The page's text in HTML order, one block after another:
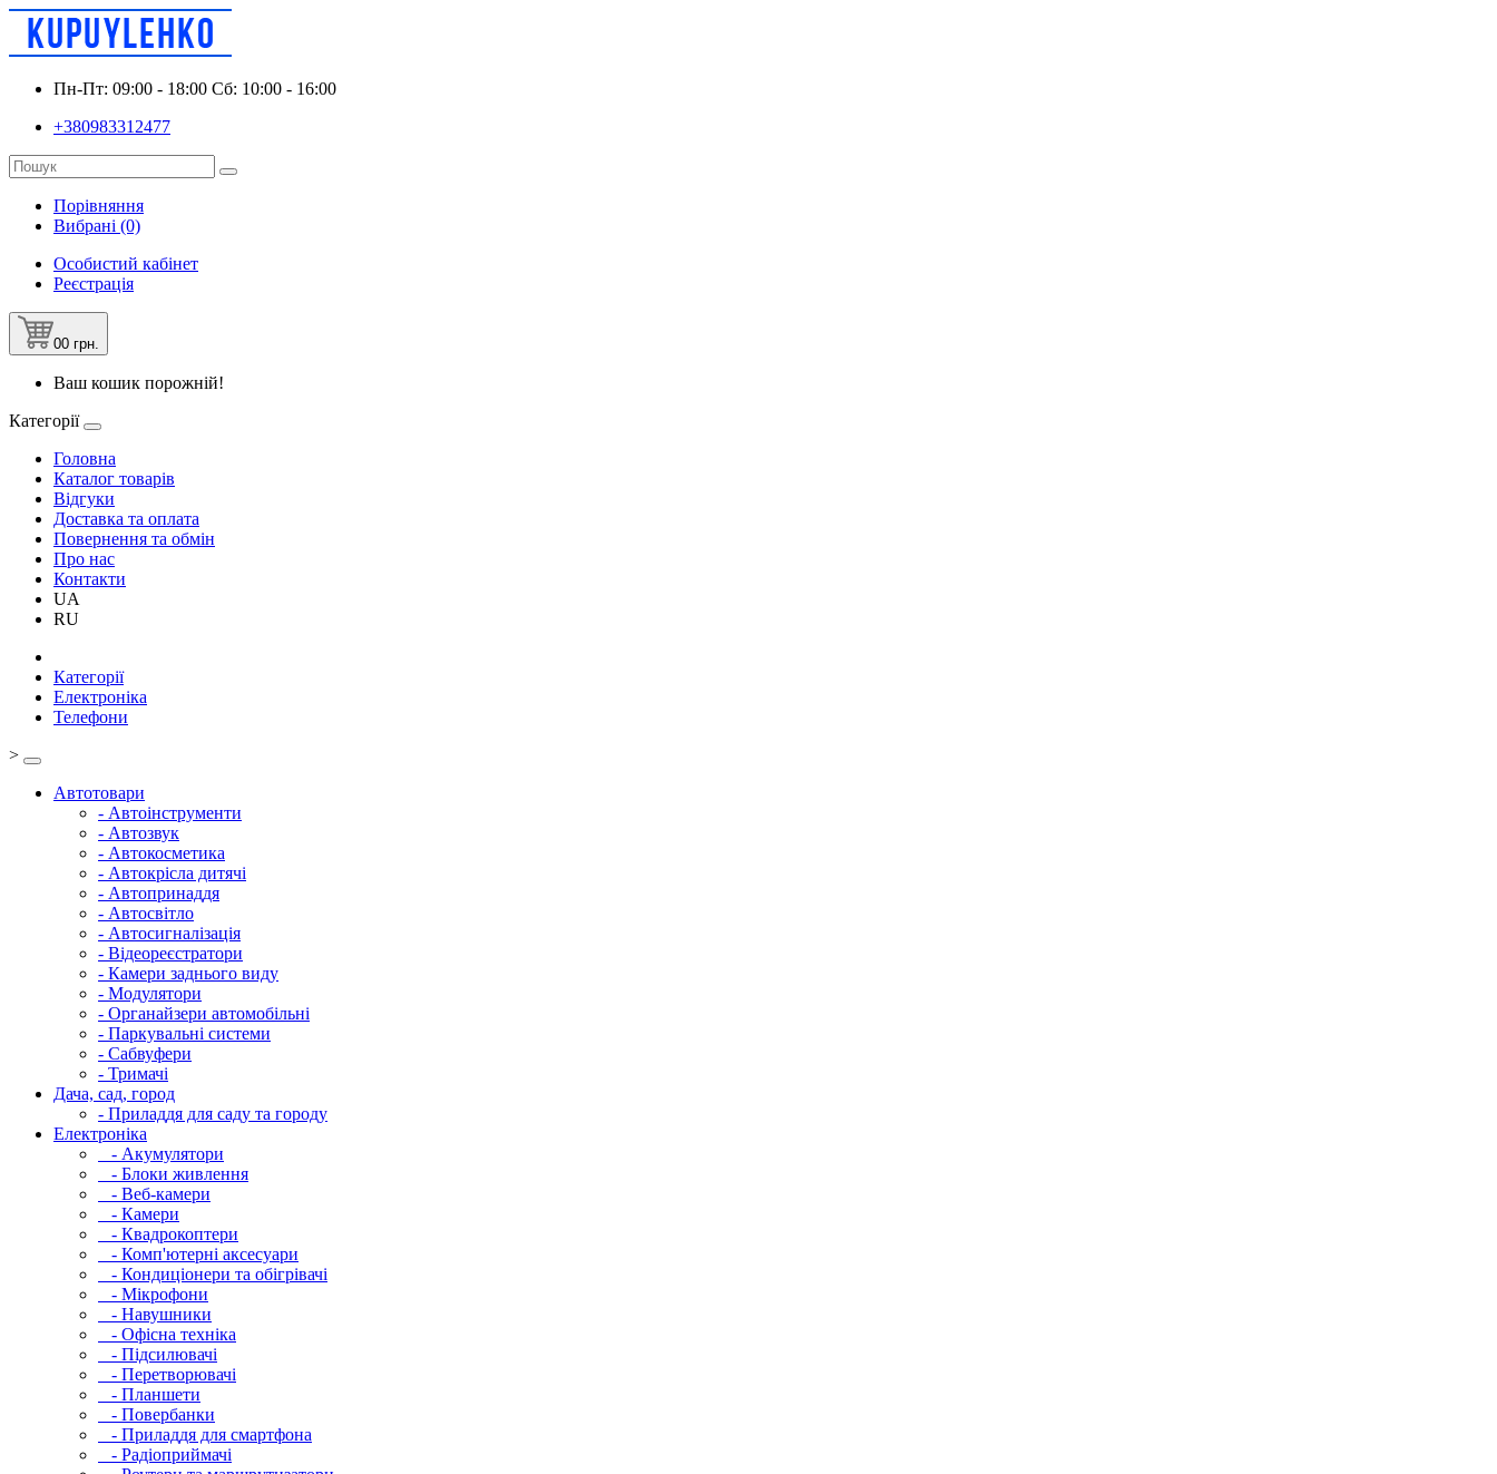
Пн-Пт: 09:00 - 18:00 Сб: 10:00 - 16:00
+380983312477
Порівняння
Вибрані (0)
Особистий кабінет
Реєстрація
00 грн.
Ваш кошик порожній!
Категорії
Головна
Каталог товарів
Відгуки
Доставка та оплата
Повернення та обмін
Про нас
Контакти
UA
RU
Категорії
Електроніка
Телефони
>
Автотовари
- Автоінструменти
- Автозвук
- Автокосметика
- Автокрісла дитячі
- Автопринаддя
- Автосвітло
- Автосигналізація
- Відеореєстратори
- Камери заднього виду
- Модулятори
- Органайзери автомобільні
- Паркувальні системи
- Сабвуфери
- Тримачі
Дача, сад, город
- Приладдя для саду та городу
Електроніка
- Акумулятори
- Блоки живлення
- Веб-камери
- Камери
- Квадрокоптери
- Комп'ютерні аксесуари
- Кондиціонери та обігрівачі
- Мікрофони
- Навушники
- Офісна техніка
- Підсилювачі
- Перетворювачі
- Планшети
- Повербанки
- Приладдя для смартфона
- Радіоприймачі